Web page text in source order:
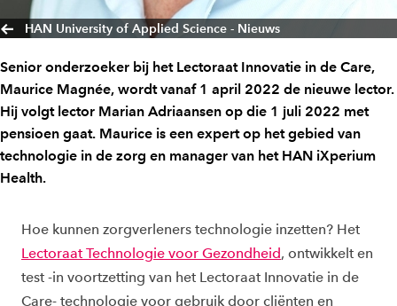
HAN University of Applied Science - Nieuws
Senior onderzoeker bij het Lectoraat Innovatie in de Care,
Maurice Magnée, wordt vanaf 1 april 2022 de nieuwe lector.
Hij volgt lector Marian Adriaansen op die 1 juli 2022 met
pensioen gaat. Maurice is een expert op het gebied van
technologie in de zorg en manager van het HAN iXperium
Health.
Hoe kunnen zorgverleners technologie inzetten? Het
Lectoraat Technologie voor Gezondheid, ontwikkelt en
test -in voortzetting van het Lectoraat Innovatie in de
Care- technologie voor gebruik door cliënten en